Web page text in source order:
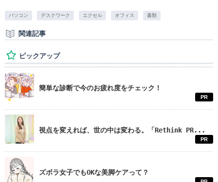
パソコン デスクワーク エクセル オフィス 書類
関連記事
ピックアップ
簡単な診断で今のお疲れ度をチェック！
PR
視点を変えれば、世の中は変わる。「Rethink PR...
PR
ズボラ女子でもOKな美脚ケアって？